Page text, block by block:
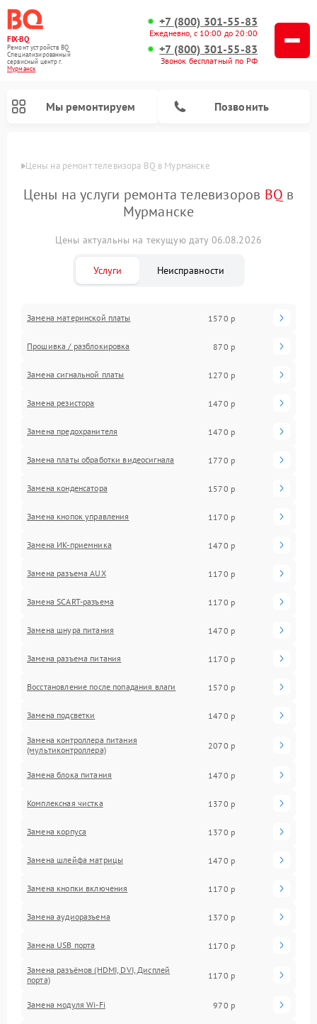
FIX-BQ
Ремонт устройств BQ
Специализированный
cервисный центр г.
Мурманск
+7 (800) 301-55-83
Ежедневно, с 10:00 до 20:00
+7 (800) 301-55-83
Звонок бесплатный по РФ
Мы ремонтируем Позвонить
Цены на ремонт телевизора BQ в Мурманске
Цены на услуги ремонта телевизоров BQ в
Мурманске
Цены актуальны на текущую дату 06.08.2026
Услуги Неисправности
Замена материнской платы 1570 р
Прошивка / разблокировка 870 р
Замена сигнальной платы 1270 р
Замена резистора 1470 р
Замена предохранителя 1470 р
Замена платы обработки видеосигнала 1770 р
Замена конденсатора 1570 р
Замена кнопок управления 1170 р
Замена ИК-приемника 1470 р
Замена разъема AUX 1170 р
Замена SCART-разъема 1170 р
Замена шнура питания 1470 р
Замена разъема питания 1170 р
Восстановление после попадания влаги 1570 р
Замена подсветки 1470 р
Замена контроллера питания
(мультиконтроллера)
2070 р
Замена блока питания 1470 р
Комплексная чистка 1370 р
Замена корпуса 1370 р
Замена шлейфа матрицы 1470 р
Замена кнопки включения 1170 р
Замена аудиоразъема 1370 р
Замена USB порта 1170 р
Замена разъёмов (HDMI, DVI, Дисплей
порта)
1170 р
Замена модуля Wi-Fi 970 р